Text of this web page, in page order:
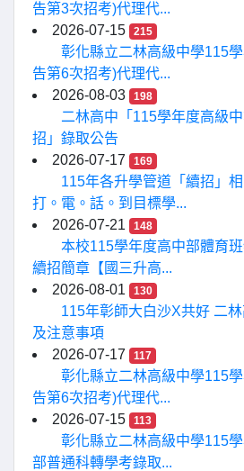
告第3次招考)代理代...
2026-07-15
215
彰化縣立二林高級中學115
告第6次招考)代理代...
2026-08-03
198
二林高中「115學年度高級
招」錄取公告
2026-07-17
169
115年各升學管道「續招」
打。電。話。到目標學...
2026-07-21
148
本校115學年度高中部體育
續招簡章【國三升高...
2026-08-01
130
115年彰師大白沙X共好 二
及注意事項
2026-07-17
117
彰化縣立二林高級中學115
告第6次招考)代理代...
2026-07-15
113
彰化縣立二林高級中學115
部普通科轉學考錄取...